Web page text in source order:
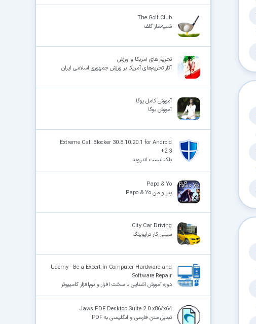
The Golf Club
شبیه‌ساز گلف
تحریم های آمریکا و ورزش
آثار تحریم‌های آمریکا بر ورزش جمهوری اسلامی ایران
آموزش کامل یوگا
آموزش یوگا
Extreme Call Blocker 30.8.10.20.1 for Android
+2.3
بلک لیست اندروید
Papo & Yo
پدر و من Papo & Yo
City Car Driving
سیتی کار درایوینگ
Udemy - Be a Expert in Computer Hardware and
Software Repair
دوره آموزش آشنایی با سخت افزار و نرم‌افزار کامپیوتر
Jaws PDF Desktop Suite 2.0 x86/x64
تبدیل متن فارسی و انگلیسی به PDF